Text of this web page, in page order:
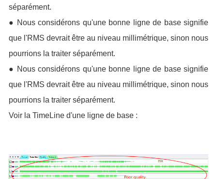
séparément.
● Nous considérons qu'une bonne ligne de base signifie
que l'RMS devrait être au niveau millimétrique, sinon nous
pourrions la traiter séparément.
● Nous considérons qu'une bonne ligne de base signifie
que l'RMS devrait être au niveau millimétrique, sinon nous
pourrions la traiter séparément.
Voir la TimeLine d'une ligne de base :